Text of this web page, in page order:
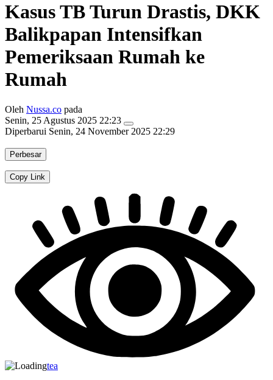
Kasus TB Turun Drastis, DKK
Balikpapan Intensifkan
Pemeriksaan Rumah ke
Rumah
Oleh Nussa.co pada
Senin, 25 Agustus 2025 22:23
Diperbarui Senin, 24 November 2025 22:29
Perbesar
Copy Link
tea